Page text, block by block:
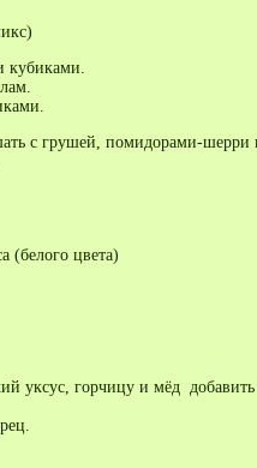
кубиками.
с грушей, помидорами-
(белого цвета)
уксус, горчицу и мёд